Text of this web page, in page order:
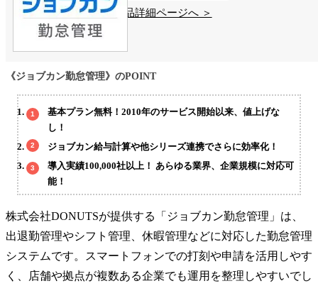
製品詳細ページへ ＞
《ジョブカン勤怠管理》のPOINT
基本プラン無料！2010年のサービス開始以来、値上げな
し！
ジョブカン給与計算や他シリーズ連携でさらに効率化！
導入実績100,000社以上！ あらゆる業界、企業規模に対応可
能！
株式会社DONUTSが提供する「ジョブカン勤怠管理」は、
出退勤管理やシフト管理、休暇管理などに対応した勤怠管理
システムです。スマートフォンでの打刻や申請を活用しやす
く、店舗や拠点が複数ある企業でも運用を整理しやすいでし